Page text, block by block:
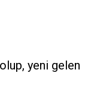
yeni gelen